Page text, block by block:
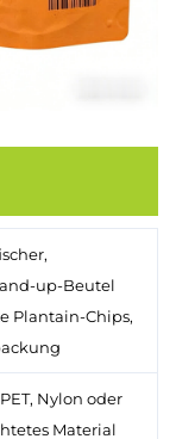
up-Beutel
Plantain-Chips,
Nylon oder
Material